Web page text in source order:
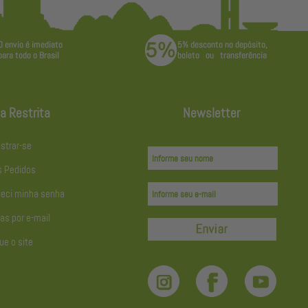
Restrita
se
Pedidos
minha senha
por e-mail
o site
Newsletter